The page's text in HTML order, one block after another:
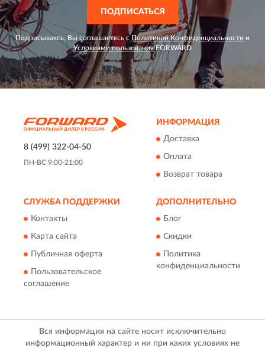
ПОДПИСАТЬСЯ
Подписываясь, Вы соглашаетесь сПолитикой Конфиденциальности и
Условиями пользованияFORWARD
8 (499) 322-04-50
ПН-ВС 9:00-21:00
ИНФОРМАЦИЯ
Доставка
Оплата
Возврат товара
СЛУЖБА ПОДДЕРЖКИ
Контакты
Карта сайта
Публичная оферта
Пользовательское
соглашение
ДОПОЛНИТЕЛЬНО
Блог
Скидки
Политика
конфиденциальности
Вся информация на сайте носит исключительно
информационный характер и ни при каких условиях не